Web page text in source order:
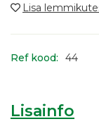
Ref kood: 44
Lisainfo